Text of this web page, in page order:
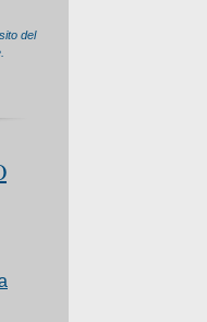
del